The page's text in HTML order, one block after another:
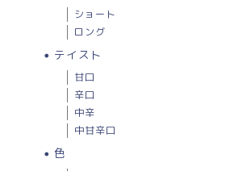
ショート
ロング
テイスト
甘口
辛口
中辛
中甘辛口
色